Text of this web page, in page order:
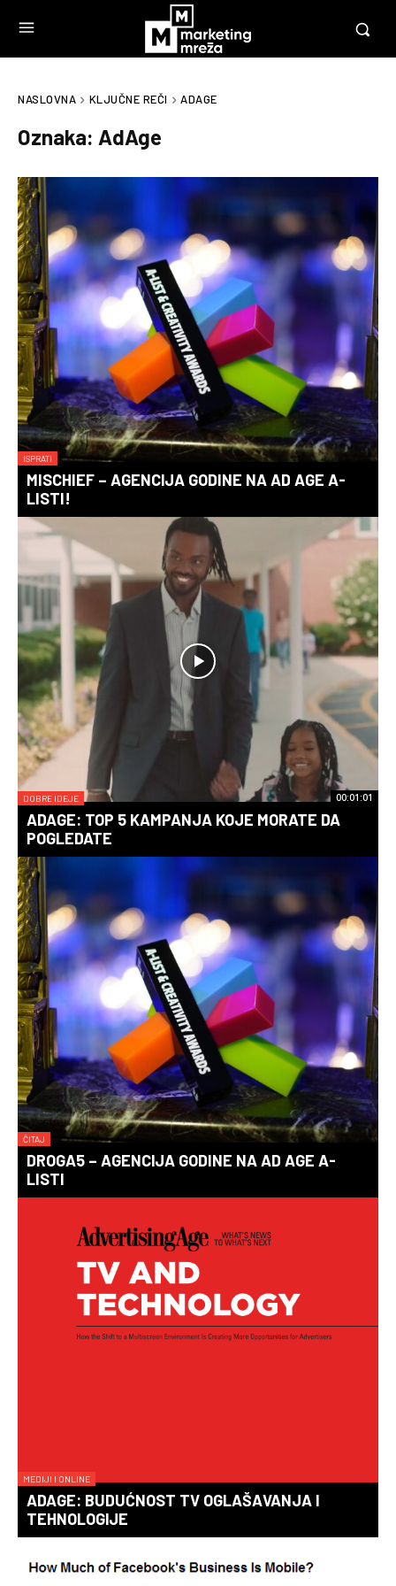
NASLOVNA KLJUČNE REČI ADAGE
Oznaka: AdAge
ISPRATI
MISCHIEF – AGENCIJA GODINE NA AD AGE A-
LISTI!
DOBRE IDEJE 00:01:01
ADAGE: TOP 5 KAMPANJA KOJE MORATE DA
POGLEDATE
ČITAJ
DROGA5 – AGENCIJA GODINE NA AD AGE A-
LISTI
MEDIJI I ONLINE
ADAGE: BUDUĆNOST TV OGLAŠAVANJA I
TEHNOLOGIJE